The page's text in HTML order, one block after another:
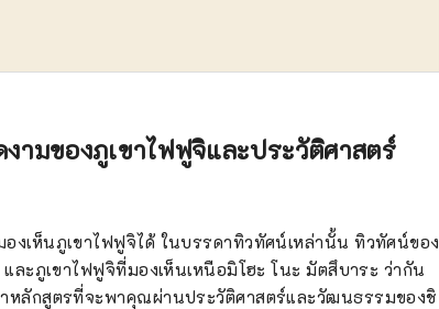
ามของภูเขาไฟฟูจิและประวัติศาสตร์
เห็นภูเขาไฟฟูจิได้ ในบรรดาทิวทัศน์เหล่านั้น ทิวทัศน์ของ
ละภูเขาไฟฟูจิที่มองเห็นเหนือมิโฮะ โนะ มัตสึบาระ ว่ากัน
หลักสูตรที่จะพาคุณผ่านประวัติศาสตร์และวัฒนธรรมของชิ